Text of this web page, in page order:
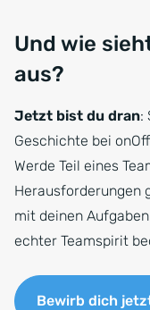
Und wie
aus?
Jetzt bist du dran:
Geschichte bei
Werde Teil eines
Herausforderungen
mit deinen
echter Teamspirit
Bewirb dich